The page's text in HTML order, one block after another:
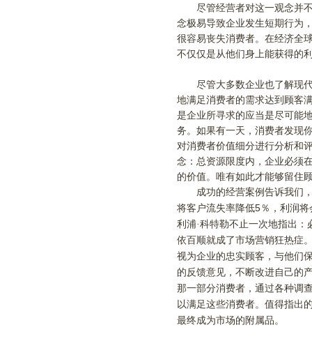
尽管经营者对这一观念并不
念极易导致企业发生短期行为
很容易丧失消费者。在经济全
不仅仅是从他们身上能获得的
尽管大多数企业也了解现代
地满足消费者的需求达到顾客
是企业所寻求的应当是尽可能
务。如果有一天，消费者发现
对消费者价值细分进行分析和
念：总资源限度内，企业必须
的价值。唯有如此才能够留住
成功的经营案例告诉我们，
将客户流失率降低5％，利润将
利浦·科特勒不止一次地指出：
依百顺就成了市场营销狂热症
视为企业的忠实顾客，与他们
的反馈意见，不断改进自己的
那一部分消费者，通过各种调
以满足这些消费者。值得指出
最终成为市场的附属品。